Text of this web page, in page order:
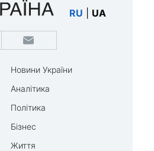
RU UA
Новини України
Аналітика
Політика
Бізнес
Життя